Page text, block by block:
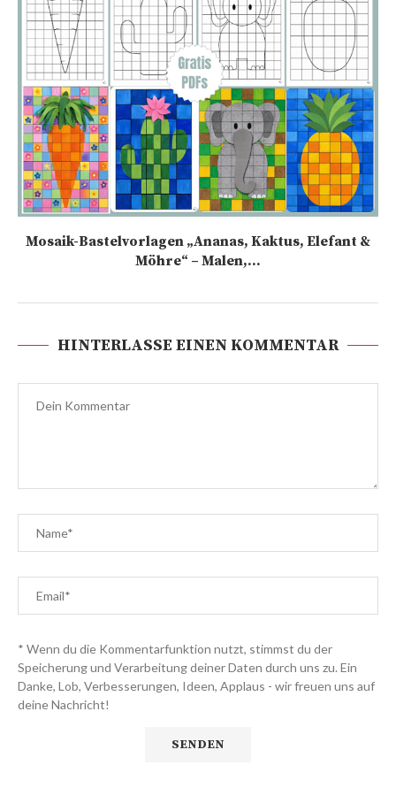
Mosaik-Bastelvorlagen „Ananas, Kaktus, Elefant &
Möhre“ – Malen,...
HINTERLASSE EINEN KOMMENTAR
* Wenn du die Kommentarfunktion nutzt, stimmst du der
Speicherung und Verarbeitung deiner Daten durch uns zu. Ein
Danke, Lob, Verbesserungen, Ideen, Applaus - wir freuen uns auf
deine Nachricht!